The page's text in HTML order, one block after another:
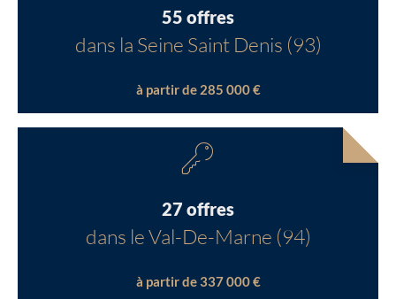
55 offres
dans la Seine Saint Denis (93)
à partir de 285 000 €
27 offres
dans le Val-De-Marne (94)
à partir de 337 000 €